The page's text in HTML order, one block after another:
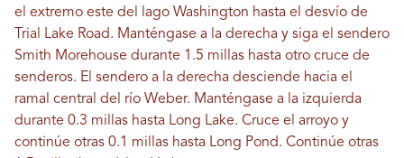
el extremo este del lago Washington hasta el desvío de
Trial Lake Road. Manténgase a la derecha y siga el sendero
Smith Morehouse durante 1.5 millas hasta otro cruce de
senderos. El sendero a la derecha desciende hacia el
ramal central del río Weber. Manténgase a la izquierda
durante 0.3 millas hasta Long Lake. Cruce el arroyo y
continúe otras 0.1 millas hasta Long Pond. Continúe otras